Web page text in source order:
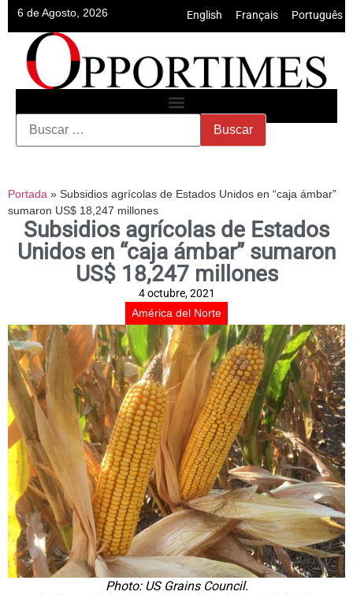
6 de Agosto, 2026 English Français Português
Portada » Subsidios agrícolas de Estados Unidos en “caja ámbar”
sumaron US$ 18,247 millones
Subsidios agrícolas de Estados
Unidos en “caja ámbar” sumaron
US$ 18,247 millones
4 octubre, 2021
América del Norte
Photo: US Grains Council.